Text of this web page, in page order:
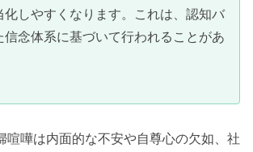
化しやすくなります。これは、認知バ
信念体系に基づいて行われることがあ
喧嘩は内面的な不安や自尊心の欠如、社